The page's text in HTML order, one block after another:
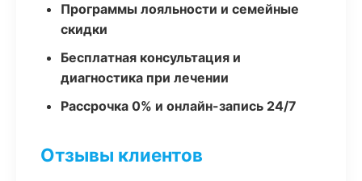
Программы лояльности и семейные
скидки
Бесплатная консультация и
диагностика при лечении
Рассрочка 0% и онлайн-запись 24/7
Отзывы клиентов